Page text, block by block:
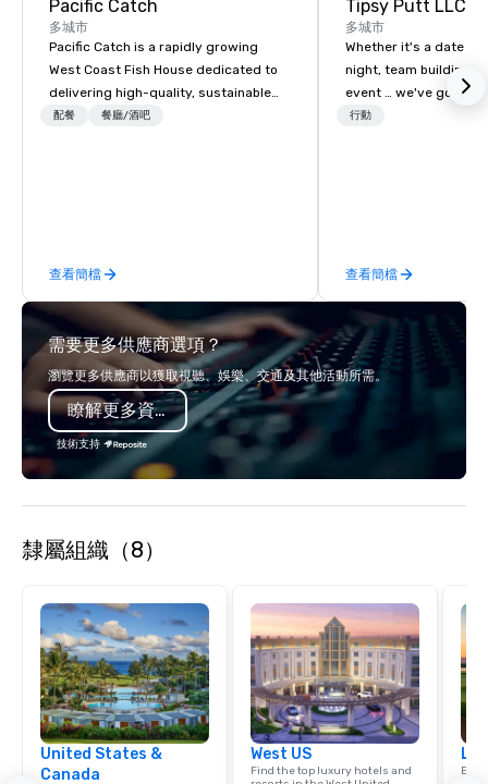
Pacific Catch
多城市
Pacific Catch is a rapidly growing
West Coast Fish House dedicated to
delivering high-quality, sustainable
seafood with a unique Pacific-inspired
hospitality, community engagement,
and protecting our oceans through
thoughtful sourcing. Our menu
explores diverse flavors from across
the Pacific Rim, served in a vibrant
and welcoming atmosphere. Each of
our locations offers unique spaces,
from private rooms with AV
capabilities to semi-private rooms
and patios with walk-up bars. These
areas are perfect for cocktail
dining. If you can't make it to the
individually packaged "Guest
Favorites" can also be brought to your
office, hotel or meeting space.
配餐 餐廳/酒吧
查看簡檔
Tipsy Putt LLC
多城市
Whether it's a date
night, team building,
event … we've got you
Unlimited amounts of
行動
查看簡檔
需要更多供應商選項？
瀏覽更多供應商以獲取視聽、娛樂、交通及其他活動所需。
瞭解更多資訊
技術支持
隸屬組織（8）
United States &
Canada
West US
Find the top luxury hotels and